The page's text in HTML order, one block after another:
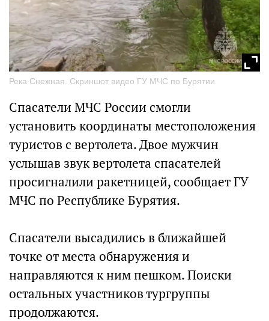
Река Снежная. Скриншот видео ГУ МЧС по Бурятии
Спасатели МЧС России смогли
установить координаты местоположения
туристов с вертолета. Двое мужчин
услышав звук вертолета спасателей
просигналили ракетницей, сообщает ГУ
МЧС по Республике Бурятия.
Спасатели высадились в ближайшей
точке от места обнаружения и
направляются к ним пешком. Поиски
остальных участников тургруппы
продолжаются.